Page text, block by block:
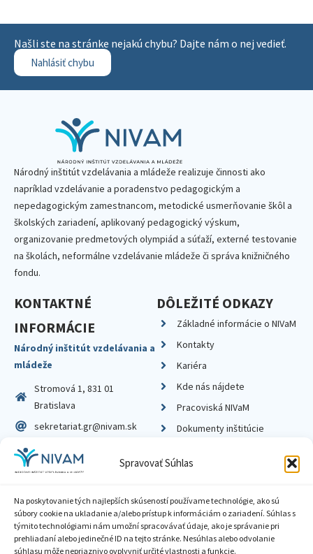
Spravovať Súhlas
Na poskytovanie tých najlepších skúseností používame technológie, ako sú
súbory cookie na ukladanie a/alebo prístup k informáciám o zariadení. Súhlas s
týmito technológiami nám umožní spracovávať údaje, ako je správanie pri
prehliadaní alebo jedinečné ID na tejto stránke. Nesúhlas alebo odvolanie
súhlasu môže nepriaznivo ovplyvniť určité vlastnosti a funkcie.
Našli ste na stránke nejakú chybu? Dajte nám o nej vedieť.
Nahlásiť chybu
Národný inštitút vzdelávania a mládeže realizuje činnosti ako
napríklad vzdelávanie a poradenstvo pedagogickým a
nepedagogickým zamestnancom, metodické usmerňovanie škôl a
školských zariadení, aplikovaný pedagogický výskum,
organizovanie predmetových olympiád a súťaží, externé testovanie
na školách, neformálne vzdelávanie mládeže či správa knižničného
fondu.
KONTAKTNÉ
INFORMÁCIE
Národný inštitút vzdelávania a
mládeže
Stromová 1, 831 01
Bratislava
sekretariat.gr@nivam.sk
IČO: 00164348
DIČ: 2020798714
DÔLEŽITÉ ODKAZY
Základné informácie o NIVaM
Kontakty
Kariéra
Kde nás nájdete
Pracoviská NIVaM
Dokumenty inštitúcie
Zásady ochrany súkromia